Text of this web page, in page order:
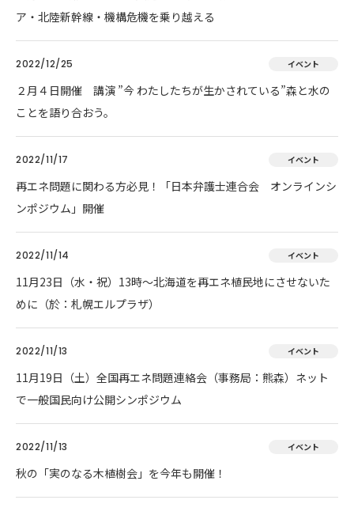
ア・北陸新幹線・機構危機を乗り越える
2022/12/25 イベント
２月４日開催 講演 ”今 わたしたちが生かされている”森と水の
ことを語り合おう。
2022/11/17 イベント
再エネ問題に関わる方必見！「日本弁護士連合会 オンラインシ
ンポジウム」開催
2022/11/14 イベント
11月23日（水・祝）13時～北海道を再エネ植民地にさせないた
めに（於：札幌エルプラザ）
2022/11/13 イベント
11月19日（土）全国再エネ問題連絡会（事務局：熊森）ネット
で一般国民向け公開シンポジウム
2022/11/13 イベント
秋の「実のなる木植樹会」を今年も開催！